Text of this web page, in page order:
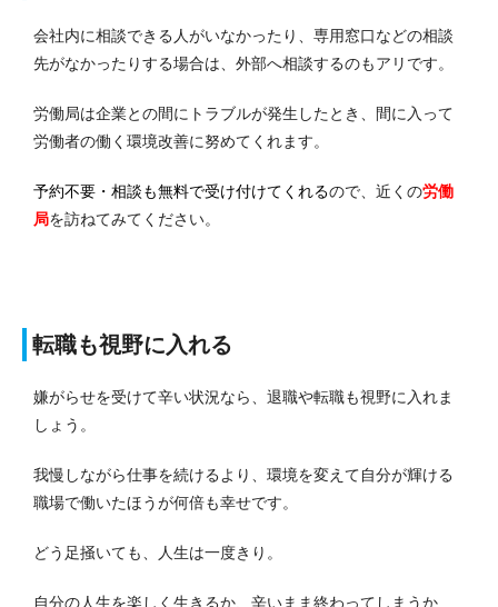
会社内に相談できる人がいなかったり、専用窓口などの相談
先がなかったりする場合は、外部へ相談するのもアリです。
労働局は企業との間にトラブルが発生したとき、間に入って
労働者の働く環境改善に努めてくれます。
予約不要・相談も無料で受け付けてくれるので、近くの労働
局を訪ねてみてください。
転職も視野に入れる
嫌がらせを受けて辛い状況なら、退職や転職も視野に入れま
しょう。
我慢しながら仕事を続けるより、環境を変えて自分が輝ける
職場で働いたほうが何倍も幸せです。
どう足掻いても、人生は一度きり。
自分の人生を楽しく生きるか、辛いまま終わってしまうか